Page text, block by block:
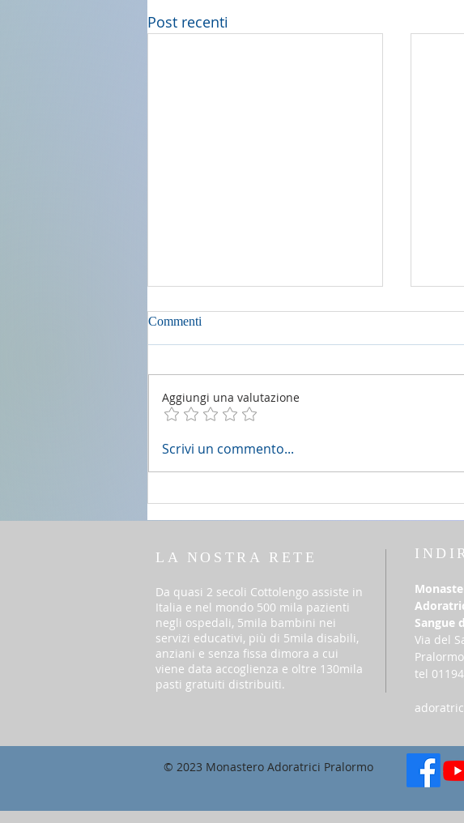
Post recenti
2 agosto 2026 - 18a Domenica
Commenti
Aggiungi una valutazione
Scrivi un commento...
LA NOSTRA RETE
Da quasi 2 secoli Cottolengo assiste in
Italia e nel mondo 500 mila pazienti
negli ospedali, 5mila bambini nei
servizi educativi, più di 5mila disabili,
anziani e senza fissa dimora a cui
viene data accoglienza e oltre 130mila
pasti gratuiti distribuiti.
Sangue
Via del
tel
© 2023 Monastero Adoratrici Pralormo